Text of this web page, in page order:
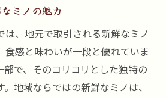
間のマニュアル
味の変化
供する味噌ミノで至福のひと
店リスト
ミノの魅力
は、地元で取引される新鮮なミノ
食感と味わいが一段と優れていま
部で、そのコリコリとした独特の
地域ならではの新鮮なミノは、